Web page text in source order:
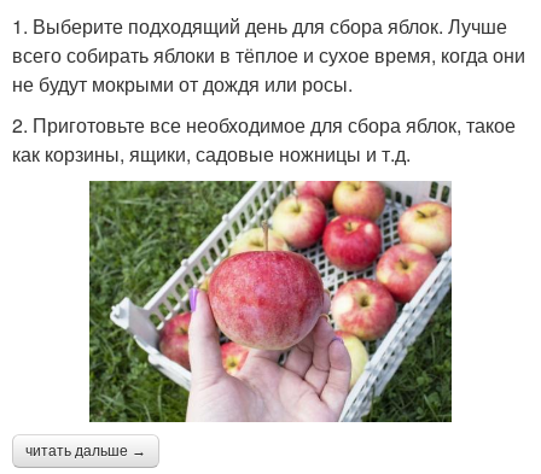
1. Выберите подходящий день для сбора яблок. Лучше
всего собирать яблоки в тёплое и сухое время, когда они
не будут мокрыми от дождя или росы.
2. Приготовьте все необходимое для сбора яблок, такое
как корзины, ящики, садовые ножницы и т.д.
читать дальше →